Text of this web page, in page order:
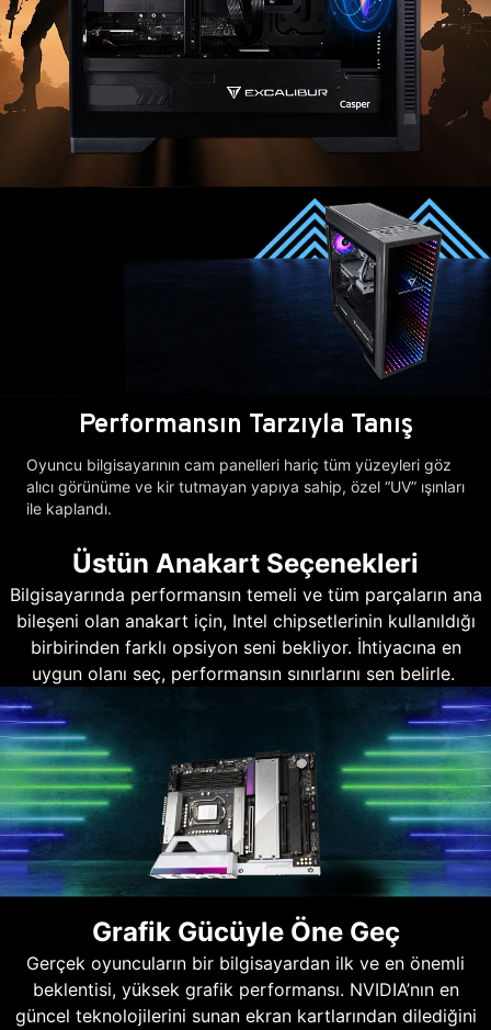
Performansın Tarzıyla Tanış
Oyuncu bilgisayarının cam panelleri hariç tüm yüzeyleri göz
alıcı görünüme ve kir tutmayan yapıya sahip, özel “UV” ışınları
ile kaplandı.
Üstün Anakart Seçenekleri
Bilgisayarında performansın temeli ve tüm parçaların ana
bileşeni olan anakart için, Intel chipsetlerinin kullanıldığı
birbirinden farklı opsiyon seni bekliyor. İhtiyacına en
uygun olanı seç, performansın sınırlarını sen belirle.
Grafik Gücüyle Öne Geç
Gerçek oyuncuların bir bilgisayardan ilk ve en önemli
beklentisi, yüksek grafik performansı. NVIDIA’nın en
güncel teknolojilerini sunan ekran kartlarından dilediğini